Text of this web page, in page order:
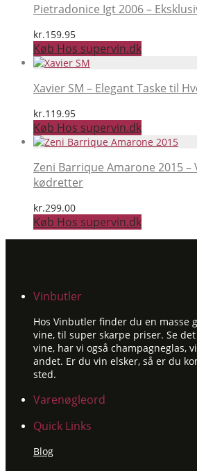
Pietradonice Igt 2006 –
kr.159.95
Køb Hos supervin.dk
Xavier SM – Elegant Taske til
kr.119.95
Køb Hos supervin.dk
Zeni Barrique Amarone 2015 –
kødretter
kr.299.00
Køb Hos supervin.dk
Vinbutler
Hos Vinbutler finder du en masse
vine, til super skarpe priser. Se
vine, har vi også champagneglas,
andet. Er du vin elsker, så er du
sted.
Varenøgleord
Quick Links
Blog